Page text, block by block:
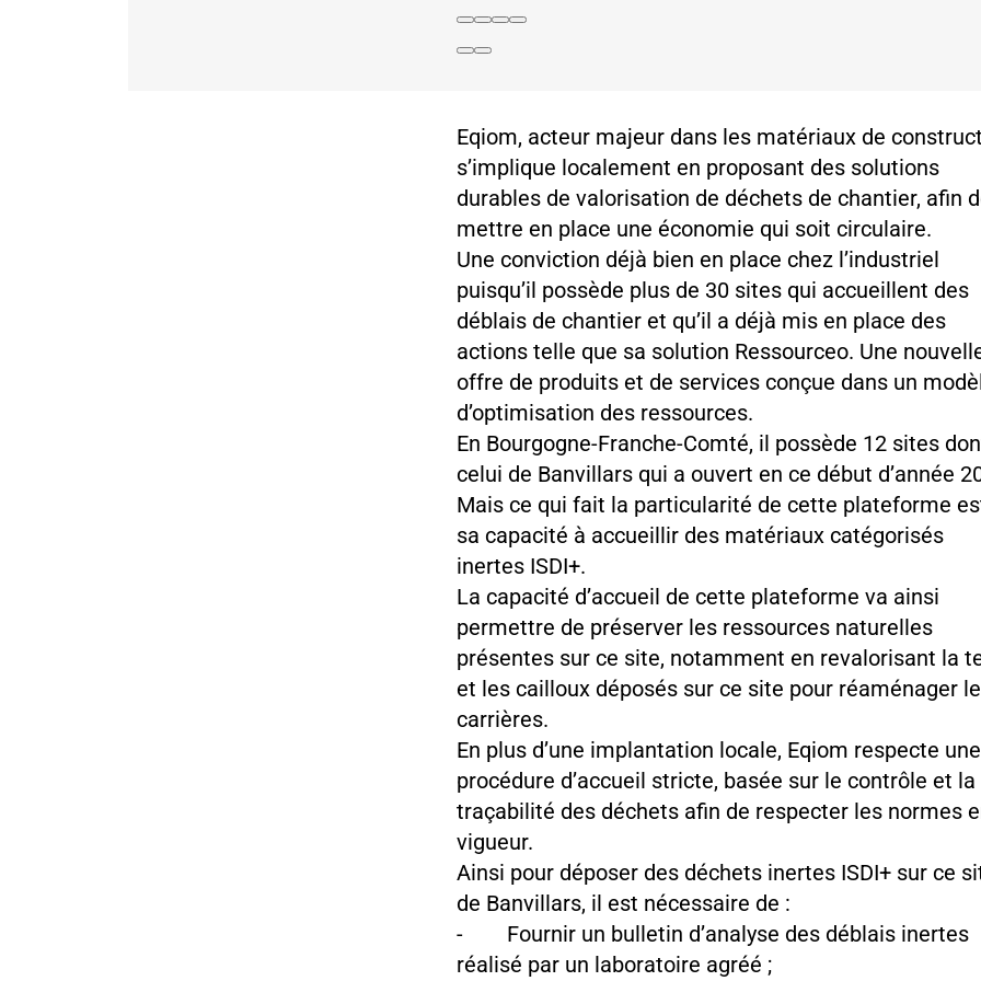
Eqiom, acteur majeur dans les matériaux de
s’implique localement en proposant des solutions
durables de valorisation de déchets de chantier, afin
mettre en place une économie qui soit circulaire.
Une conviction déjà bien en place chez l’industriel
puisqu’il possède plus de 30 sites qui accueillent des
déblais de chantier et qu’il a déjà mis en place des
actions telle que sa solution Ressourceo. Une
offre de produits et de services conçue dans un
d’optimisation des ressources.
En Bourgogne-Franche-Comté, il possède 12 sites
celui de Banvillars qui a ouvert en ce début d’année
Mais ce qui fait la particularité de cette plateforme
sa capacité à accueillir des matériaux catégorisés
inertes ISDI+.
La capacité d’accueil de cette plateforme va ainsi
permettre de préserver les ressources naturelles
présentes sur ce site, notamment en revalorisant la
et les cailloux déposés sur ce site pour réaménager
carrières.
En plus d’une implantation locale, Eqiom respecte une
procédure d’accueil stricte, basée sur le contrôle et la
traçabilité des déchets afin de respecter les normes
vigueur.
Ainsi pour déposer des déchets inertes ISDI+ sur ce
de Banvillars, il est nécessaire de :
- Fournir un bulletin d’analyse des déblais inertes
réalisé par un laboratoire agréé ;